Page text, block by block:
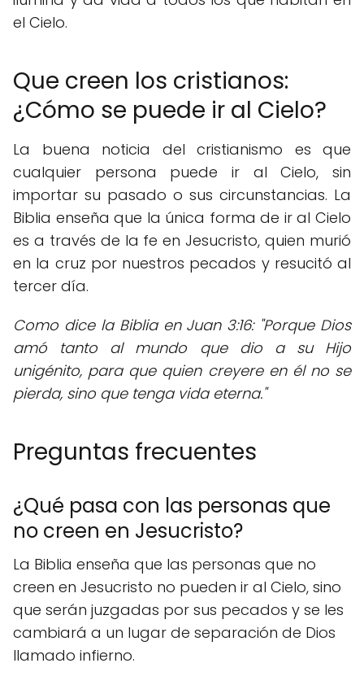
el Cielo.
Que creen los cristianos:
¿Cómo se puede ir al Cielo?
La buena noticia del cristianismo es que
cualquier persona puede ir al Cielo, sin
importar su pasado o sus circunstancias. La
Biblia enseña que la única forma de ir al Cielo
es a través de la fe en Jesucristo, quien murió
en la cruz por nuestros pecados y resucitó al
tercer día.
Como dice la Biblia en Juan 3:16: "Porque Dios
amó tanto al mundo que dio a su Hijo
unigénito, para que quien creyere en él no se
pierda, sino que tenga vida eterna."
Preguntas frecuentes
¿Qué pasa con las personas que
no creen en Jesucristo?
La Biblia enseña que las personas que no
creen en Jesucristo no pueden ir al Cielo, sino
que serán juzgadas por sus pecados y se les
cambiará a un lugar de separación de Dios
llamado infierno.